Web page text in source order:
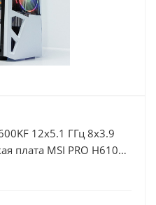
12x5.1 ГГц 8x3.9
плата MSI PRO H610M-
12Гб, Память